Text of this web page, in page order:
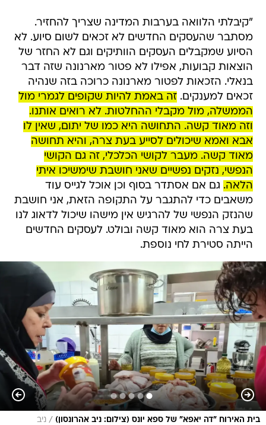
"קיבלתי הלוואה בערבות המדינה שצריך להחזיר.
מסתבר שהעסקים החדשים לא זכאים לשום סיוע. לא
הסיוע שמקבלים העסקים הוותיקים וגם לא החזר של
הוצאות קבועות, אפילו לא פטור מארנונה שזה דבר
בנאלי. הזכאות לפטור מארנונה כרוכה בזה שנהיה
זכאים למענקים.זה באמת להיות שקופים לגמרי מול
הממשלה, מול מקבלי ההחלטות. לא רואים אותנו.
וזה מאוד קשה. התחושה היא כמו של יתום, שאין לו
אבא ואמא שיכולים לסייע בעת צרה, והיא תחושה
מאוד קשה. מעבר לקושי הכלכלי, זה גם הקושי
הנפשי, נזקים נפשיים שאני חושבת שימשיכו איתי
הלאה. גם אם אסתדר בסוף וכן אוכל לגייס עוד
משאבים כדי להתגבר על התקופה הזאת, אני חושבת
שהנזק הנפשי של להרגיש אין מישהו שיכול לדאוג לנו
בעת צרה הוא מאוד קשה ובולט. לעסקים החדשים
הייתה סטירת לחי נוספת.
בית האירוח "דה יאפא" של ספא יונס (צילום: ניב אהרונסון) / ניב